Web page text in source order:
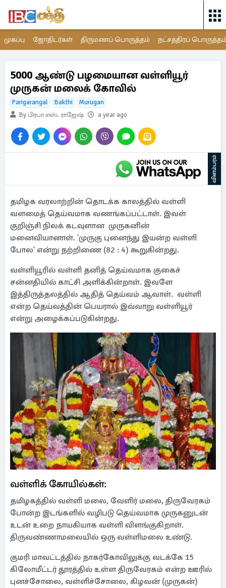
முகப்பு ஜோதிடர்கள் திருமணப் பொருத்தம் நட்சத்திரப்
5000 ஆண்டு பழமையான வள்ளியூர்
முருகன் மலைக் கோவில்
Parigarangal Bakthi
Murugan
By பிரபா எஸ். ராஜேஷ்
a year ago
விளம்பரம்
தமிழக வரலாற்றின் தொடக்க காலத்தில் வள்ளி
வளமைத் தெய்வமாக வணங்கப்பட்டாள். இவள்
குறிஞ்சி நிலக் கடவுளான முருகனின்
மனைவியானாள். 'முருகு புனைந்து இயன்ற வள்ளி
போல' என்று நற்றிணை (82 : 4) கூறுகின்றது.
வள்ளியூரில் வள்ளி தனித் தெய்வமாக குகைச்
சன்னதியில் காட்சி அளிக்கின்றாள். இவளே
இத்திருத்தலத்தில் ஆதித் தெய்வம் ஆவாள். வள்ளி
என்ற தெய்வத்தின் பெயரால் இவ்வாறு வள்ளியூர்
என்று அழைக்கப்படுகின்றது.
வள்ளிக் கோயில்கள்:
தமிழகத்தில் வள்ளி மலை, வேளிர் மலை, திருவேரகம்
போன்ற இடங்களில் வழிபடு தெய்வமாக முருகனுடன்
உடன் உறை நாயகியாக வள்ளி விளங்குகிறாள்.
திருவண்ணாமலையில் ஒரு வள்ளிமலை உண்டு.
குமரி மாவட்டத்தில் நாகர்கோவிலுக்கு வடக்கே 15
கிலோமீட்டர் தூரத்தில் உள்ள திருவேரகம் என்ற ஊரில்
புனச்சோலை, வள்ளிச்சோலை, கிழவன் (முருகன்)